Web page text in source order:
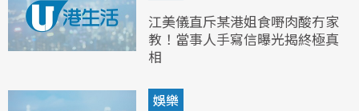
江美儀直斥某港姐食嘢肉酸冇家
教！當事人手寫信曝光揭終極真
相
娛樂